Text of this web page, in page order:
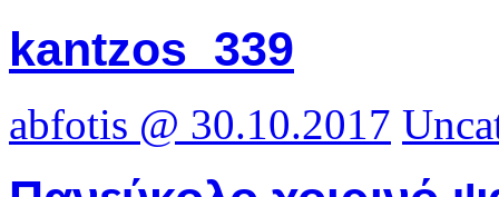
kantzos_339
abfotis @ 30.10.2017